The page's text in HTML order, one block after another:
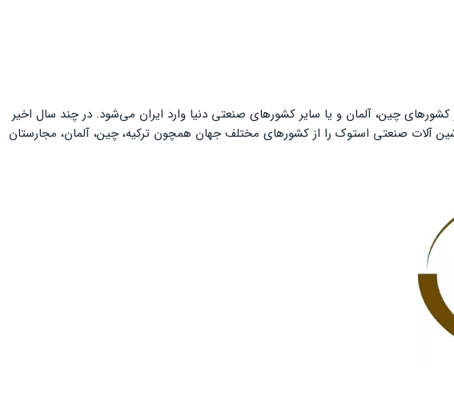
چین، آلمان و یا سایر کشورهای صنعتی دنیا وارد ایران می‌شود. در چند سال اخیر
آلات صنعتی استوک را از کشورهای مختلف جهان همچون ترکیه، چین، آلمان، مجارستان